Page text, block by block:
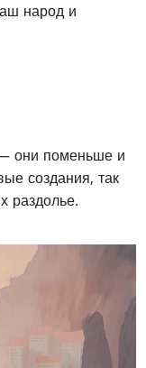
народ и
они поменьше и
создания, так
раздолье.